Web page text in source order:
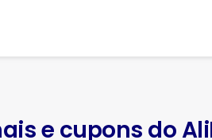
e cupons do